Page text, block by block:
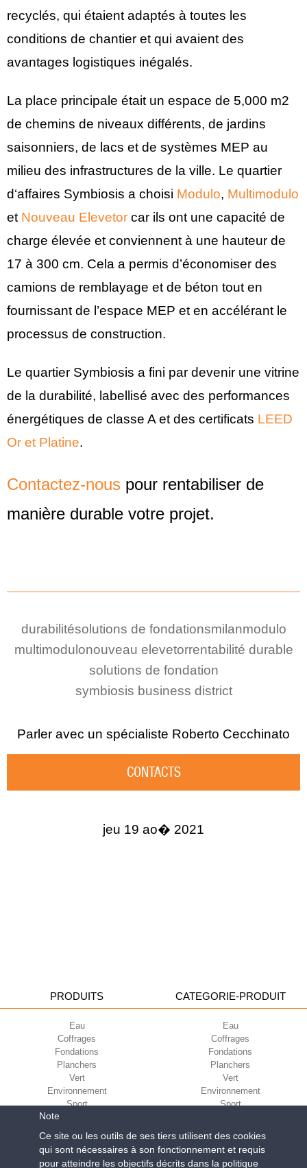
recyclés, qui étaient adaptés à toutes les
conditions de chantier et qui avaient des
avantages logistiques inégalés.
La place principale était un espace de 5,000 m2
de chemins de niveaux différents, de jardins
saisonniers, de lacs et de systèmes MEP au
milieu des infrastructures de la ville. Le quartier
d‘affaires Symbiosis a choisi Modulo, Multimodulo
et Nouveau Elevetor car ils ont une capacité de
charge élevée et conviennent à une hauteur de
17 à 300 cm. Cela a permis d’économiser des
camions de remblayage et de béton tout en
fournissant de l’espace MEP et en accélérant le
processus de construction.
Le quartier Symbiosis a fini par devenir une vitrine
de la durabilité, labellisé avec des performances
énergétiques de classe A et des certificats LEED
Or et Platine.
Contactez-nous pour rentabiliser de
manière durable votre projet.
durabilitésolutions de fondationsmilanmodulo
multimodulonouveau elevetorrentabilité durable
solutions de fondation
symbiosis business district
Parler avec un spécialiste Roberto Cecchinato
CONTACTS
jeu 19 ao� 2021
PRODUITS
Eau
Coffrages
Fondations
Planchers
Vert
Environnement
Sport
CATEGORIE-PRODUIT
Eau
Coffrages
Fondations
Planchers
Vert
Environnement
Sport
CORPORATE
Conditions d’utilisation
Conditions de vente
Green Building Council
Note
Ce site ou les outils de ses tiers utilisent des cookies
qui sont nécessaires à son fonctionnement et requis
pour atteindre les objectifs décrits dans la politique